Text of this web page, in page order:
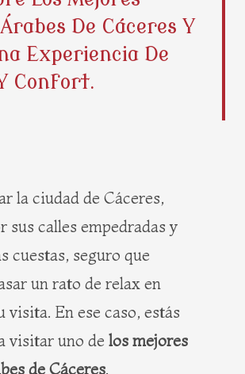
o
i
t
t
e
r
e
r
e
t
a
g
r
De Cáceres Y
Experiencia De
Confort.
la ciudad de Cáceres,
sus calles empedradas y
cuestas, seguro que
un rato de relax en
visita. En ese caso, estás
visitar uno de los mejores
de Cáceres.